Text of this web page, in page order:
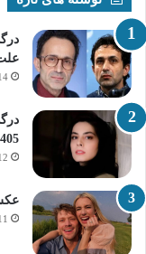
14 مرداد
1405 +
12 مرداد
11